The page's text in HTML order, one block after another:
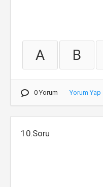
A B
0 Yorum Yorum Yap
10.Soru